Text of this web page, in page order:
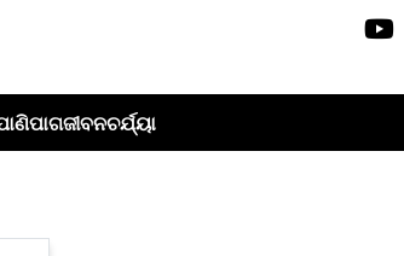
ଜୀବନଚର୍ଯ୍ୟା